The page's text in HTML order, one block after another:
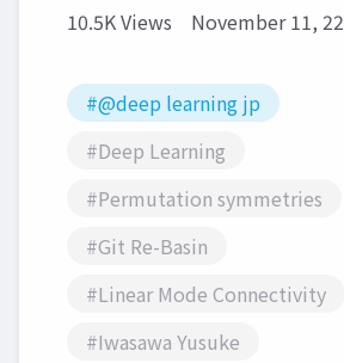
10.5K Views November 11, 22
#@deep learning jp
#Deep Learning
#Permutation symmetries
#Git Re-Basin
#Linear Mode Connectivity
#Iwasawa Yusuke